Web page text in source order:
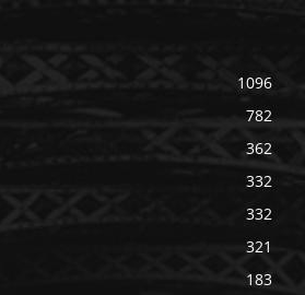
1096
782
362
332
332
321
183